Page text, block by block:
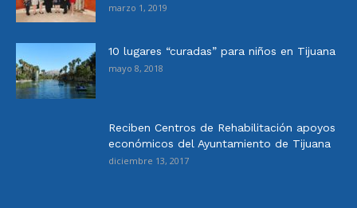
marzo 1, 2019
10 lugares “curadas” para niños en Tijuana
mayo 8, 2018
Reciben Centros de Rehabilitación apoyos
económicos del Ayuntamiento de Tijuana
diciembre 13, 2017